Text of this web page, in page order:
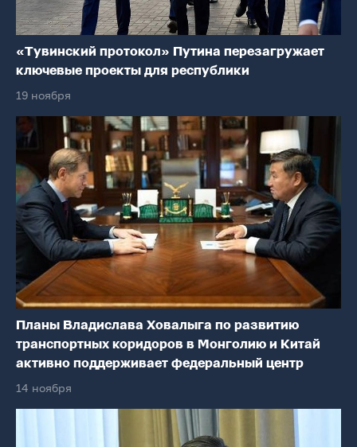
«Тувинский протокол» Путина перезагружает
ключевые проекты для республики
19 ноября
Планы Владислава Ховалыга по развитию
транспортных коридоров в Монголию и Китай
активно поддерживает федеральный центр
14 ноября